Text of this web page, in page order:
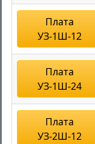
Плата
УЗ-1Ш-12
Плата
УЗ-1Ш-24
Плата
УЗ-2Ш-12